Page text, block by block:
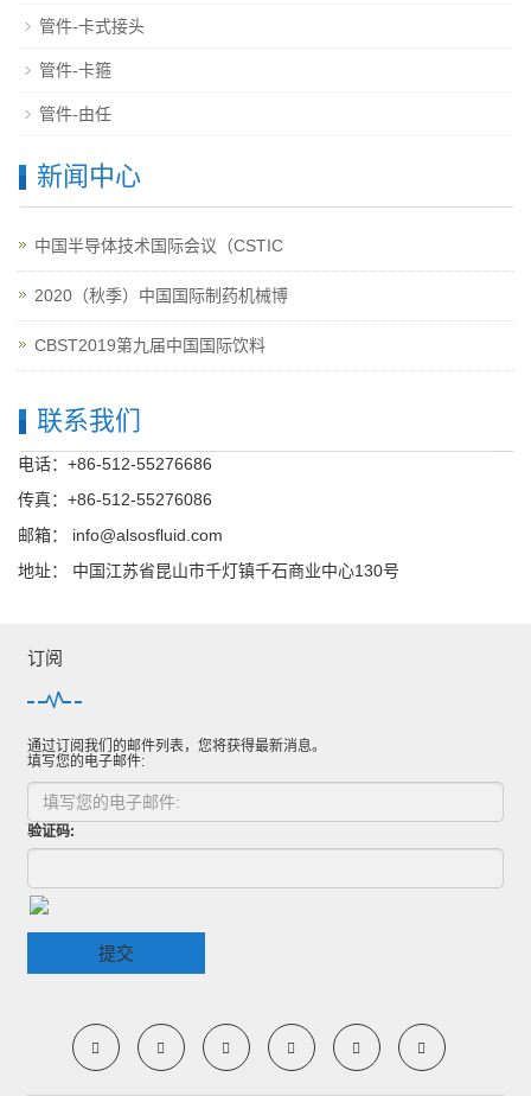
管件-卡式接头
管件-卡箍
管件-由任
新闻中心
中国半导体技术国际会议（CSTIC
2020（秋季）中国国际制药机械博
CBST2019第九届中国国际饮料
联系我们
电话：+86-512-55276686
传真：+86-512-55276086
邮箱：
info@alsosfluid.com
地址： 中国江苏省昆山市千灯镇千石商业中心130号
订阅
通过订阅我们的邮件列表，您将获得最新消息。
填写您的电子邮件:
验证码:
提交